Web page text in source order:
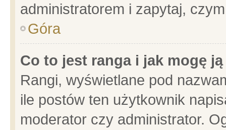
administratorem i zapytaj,
Góra
Co to jest ranga i jak mogę
Rangi, wyświetlane pod
ile postów ten użytkownik
moderator czy administrator.